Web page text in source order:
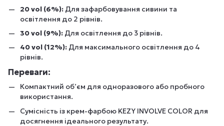
20 vol (6%): Для зафарбовування сивини та
освітлення до 2 рівнів.
30 vol (9%): Для освітлення до 3 рівнів.
40 vol (12%): Для максимального освітлення до 4
рівнів.
Переваги:
Компактний об’єм для одноразового або пробного
використання.
Сумісність із крем-фарбою KEZY INVOLVE COLOR для
досягнення ідеального результату.